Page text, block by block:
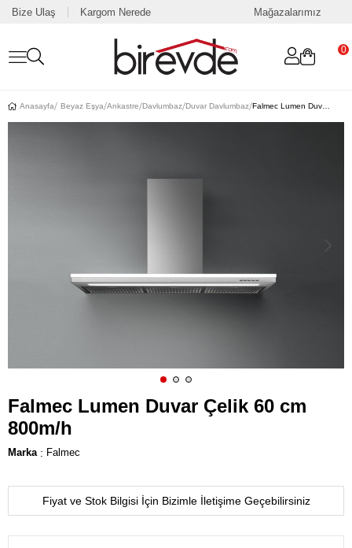
Bize Ulaş Kargom Nerede Mağazalarımız
0
Anasayfa Beyaz Eşya Ankastre Davlumbaz Duvar Davlumbaz
Falmec Lumen Duvar Çelik 60 cm
800m/h
Marka : Falmec
Fiyat ve Stok Bilgisi İçin Bizimle İletişime Geçebilirsiniz